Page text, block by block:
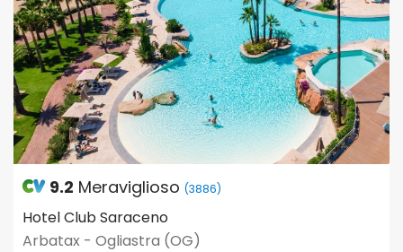
9.2 Meraviglioso (3886)
Hotel Club Saraceno
Arbatax - Ogliastra (OG)